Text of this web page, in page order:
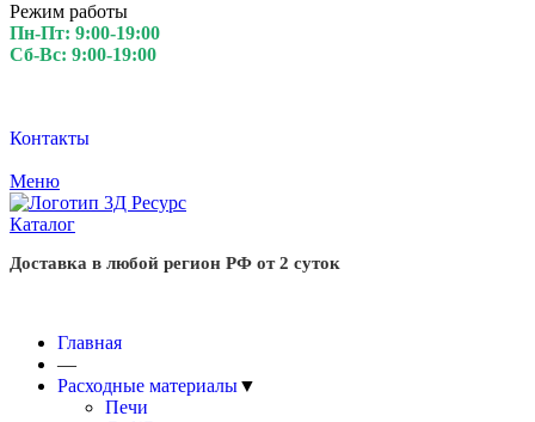
Режим работы
Пн-Пт: 9:00-19:00
Сб-Вс: 9:00-19:00
Контакты
Меню
Каталог
Доставка в любой регион РФ от 2 суток
Главная
—
Расходные материалы▼
Печи